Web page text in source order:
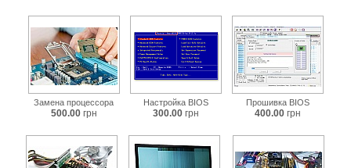
Замена процессора
500.00 грн
Настройка BIOS
300.00 грн
Прошивка BIOS
400.00 грн